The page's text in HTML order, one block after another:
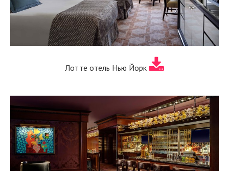
Лотте отель Нью Йорк